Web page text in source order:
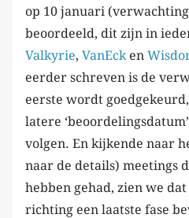
op 10 januari
beoordeeld, dit zijn in
Valkyrie, VanEck en
eerder schreven is de
eerste wordt goedgekeurd,
latere
volgen. En kijkende naar
naar de details) meetings
hebben gehad, zien we
richting een laatste fase